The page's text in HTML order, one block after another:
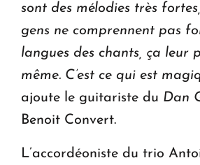
sont des mélodies très
gens ne comprennent pas
langues des chants, ça leur
même. C’est ce qui est
ajoute le guitariste du Dan
Benoit Convert.
L’accordéoniste du trio